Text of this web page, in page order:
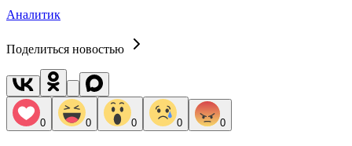
Аналитик
Поделиться новостью
0 0 0 0 0